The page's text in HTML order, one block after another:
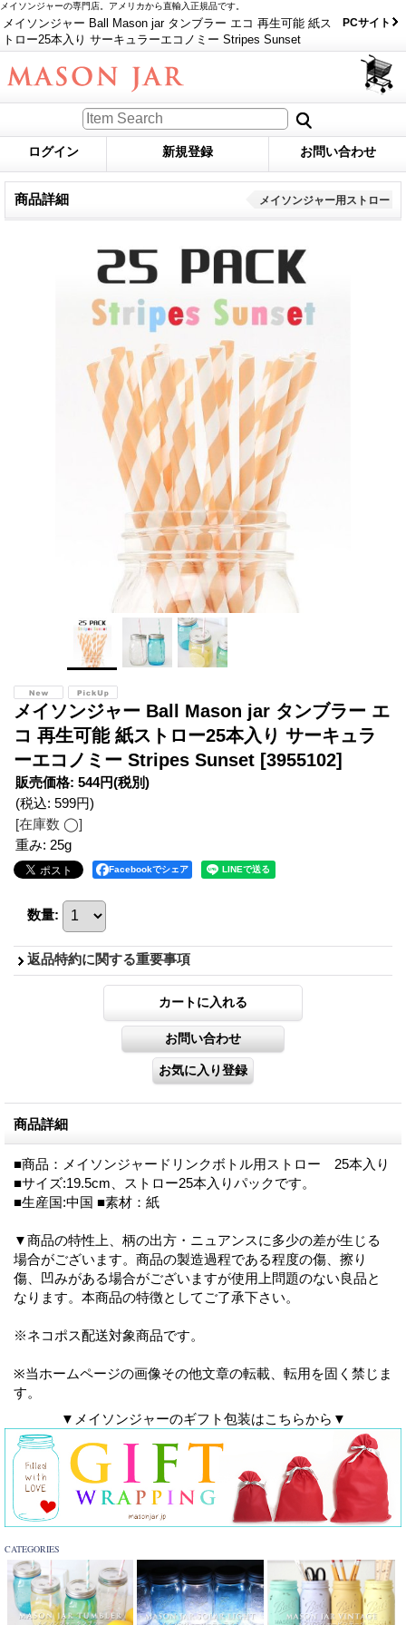
メイソンジャーの専門店。アメリカから直輸入正規品です。
メイソンジャー Ball Mason jar タンブラー エコ 再生可能 紙ス
トロー25本入り サーキュラーエコノミー Stripes Sunset
PCサイト
ログイン 新規登録 お問い合わせ
商品詳細 メイソンジャー用ストロー
メイソンジャー Ball Mason jar タンブラー エ
コ 再生可能 紙ストロー25本入り サーキュラ
ーエコノミー Stripes Sunset [3955102]
販売価格: 544円(税別)
(税込: 599円)
[在庫数 ◯]
重み: 25g
Facebookでシェア
数量:
返品特約に関する重要事項
商品詳細
■商品：メイソンジャードリンクボトル用ストロー 25本入り
■サイズ:19.5cm、ストロー25本入りパックです。
■生産国:中国 ■素材：紙
▼商品の特性上、柄の出方・ニュアンスに多少の差が生じる
場合がございます。商品の製造過程である程度の傷、擦り
傷、凹みがある場合がございますが使用上問題のない良品と
なります。本商品の特徴としてご了承下さい。
※ネコポス配送対象商品です。
※当ホームページの画像その他文章の転載、転用を固く禁じま
す。
▼メイソンジャーのギフト包装はこちらから▼
CATEGORIES